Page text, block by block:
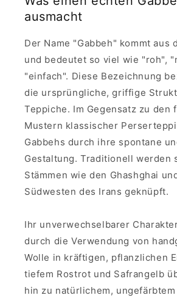
ausmacht
Der Name "Gabbeh" kommt aus
und bedeutet so viel wie "roh",
"einfach". Diese Bezeichnung
die ursprüngliche, griffige
Teppiche. Im Gegensatz zu den
Mustern klassischer
Gabbehs durch ihre spontane
Gestaltung. Traditionell werden
Stämmen wie den Ghashghai
Südwesten des Irans geknüpft.
Ihr unverwechselbarer
durch die Verwendung von
Wolle in kräftigen, pflanzlichen
tiefem Rostrot und Safrangelb
hin zu natürlichem,